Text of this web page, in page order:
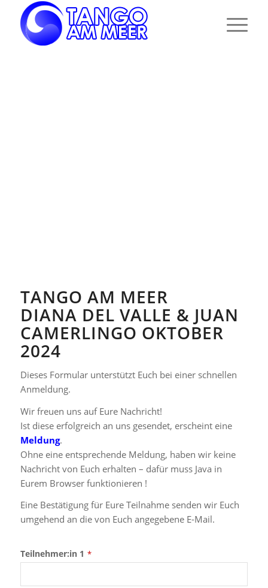
TANGO AM MEER
DIANA DEL VALLE & JUAN
CAMERLINGO OKTOBER
2024
Dieses Formular unterstützt Euch bei einer schnellen
Anmeldung.
Wir freuen uns auf Eure Nachricht!
Ist diese erfolgreich an uns gesendet, erscheint eine
Meldung.
Ohne eine entsprechende Meldung, haben wir keine
Nachricht von Euch erhalten – dafür muss Java in
Eurem Browser funktionieren !
Eine Bestätigung für Eure Teilnahme senden wir Euch
umgehend an die von Euch angegebene E-Mail.
Teilnehmer:in 1 *